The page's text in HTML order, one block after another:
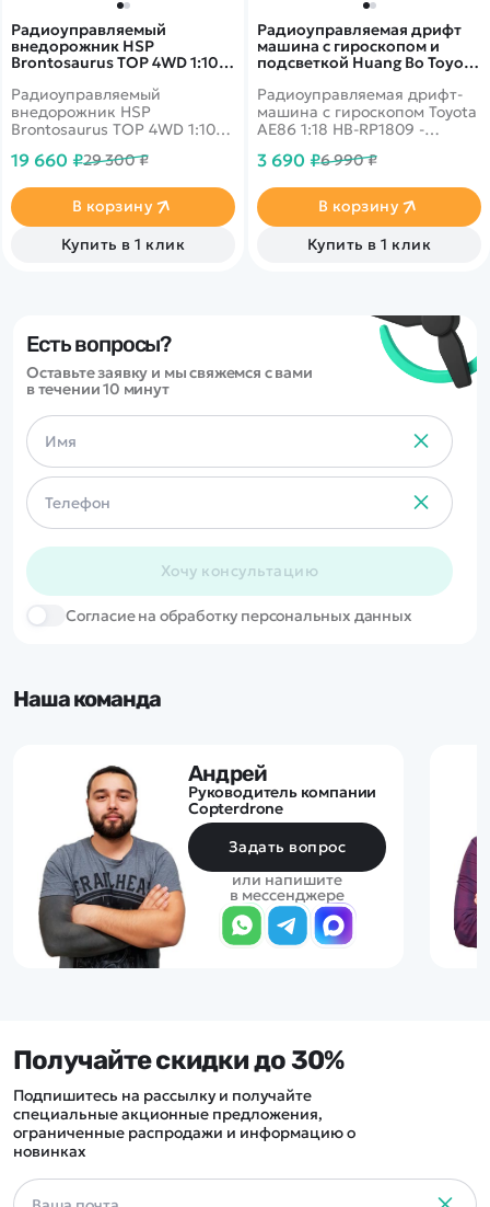
Радиоуправляемый
внедорожник HSP
Brontosaurus TOP 4WD 1:10
Радиоуправляемый
внедорожник HSP
Brontosaurus TOP 4WD 1:10
полноуправляемая
внедорожника с
бесколлекторным
электродвигателем. Модель
имеет сертификат
19 660 ₽29 300 ₽
В корзину
Купить в 1 клик
Радиоуправляемая дрифт
машина с гироскопом и
подсветкой Huang Bo Toyota
Радиоуправляемая дрифт-
машина с гироскопом Toyota
AE86 1:18 HB-RP1809 -
заездов, дрифта и активной
стиле легендарной Toyota
AE86, отличается
спортивным дизайном,
хорошей маневренностью и
держит траекторию,
увереннее входит в
повороты и позволяет
выполнять более точные и
зрелищные дрифт-маневры.
3 690 ₽6 990 ₽
В корзину
Купить в 1 клик
Есть вопросы?
Оставьте заявку и мы свяжемся с вами
в течении 10 минут
Хочу консультацию
Cогласие на обработку персональных данных
Наша команда
Андрей
Руководитель компании
Copterdrone
Задать вопрос
или напишите
в мессенджере
Получайте скидки до 30%
Подпишитесь на рассылку и получайте
специальные акционные предложения,
ограниченные распродажи и информацию о
новинках